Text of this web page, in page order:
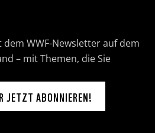
dem WWF-Newsletter auf dem
– mit Themen, die Sie
JETZT ABONNIEREN!